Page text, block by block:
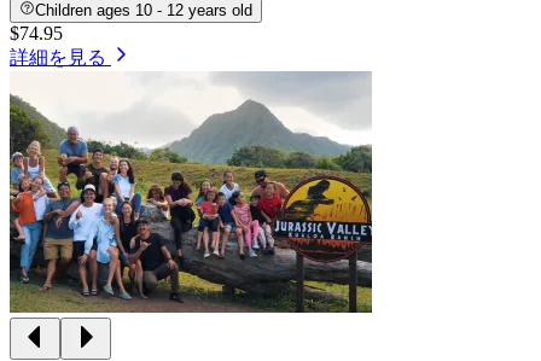
Children ages 10 - 12 years old
$74.95
詳細を見る